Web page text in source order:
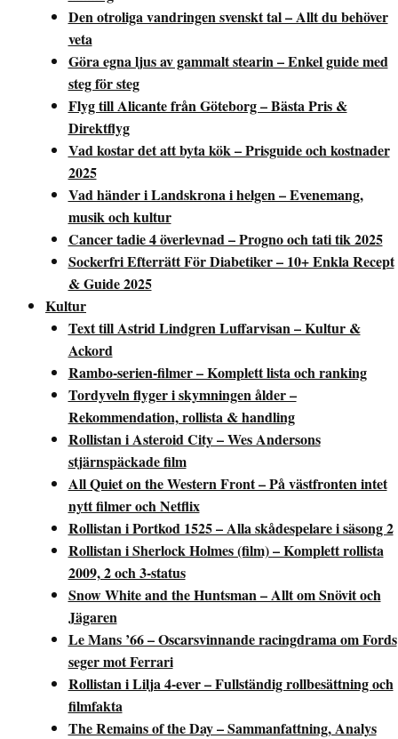
Den otroliga vandringen svenskt tal – Allt du behöver
veta
Göra egna ljus av gammalt stearin – Enkel guide med
steg för steg
Flyg till Alicante från Göteborg – Bästa Pris &
Direktflyg
Vad kostar det att byta kök – Prisguide och kostnader
2025
Vad händer i Landskrona i helgen – Evenemang,
musik och kultur
Cancer tadie 4 överlevnad – Progno och tati tik 2025
Sockerfri Efterrätt För Diabetiker – 10+ Enkla Recept
& Guide 2025
Kultur
Text till Astrid Lindgren Luffarvisan – Kultur &
Ackord
Rambo-serien-filmer – Komplett lista och ranking
Tordyveln flyger i skymningen ålder –
Rekommendation, rollista & handling
Rollistan i Asteroid City – Wes Andersons
stjärnspäckade film
All Quiet on the Western Front – På västfronten intet
nytt filmer och Netflix
Rollistan i Portkod 1525 – Alla skådespelare i säsong 2
Rollistan i Sherlock Holmes (film) – Komplett rollista
2009, 2 och 3-status
Snow White and the Huntsman – Allt om Snövit och
Jägaren
Le Mans ’66 – Oscarsvinnande racingdrama om Fords
seger mot Ferrari
Rollistan i Lilja 4-ever – Fullständig rollbesättning och
filmfakta
The Remains of the Day – Sammanfattning, Analys